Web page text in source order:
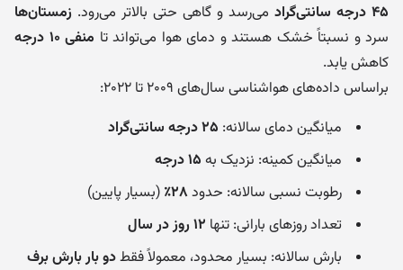
۴۵ درجه سانتی‌گراد
می‌رسد و گاهی حتی بالاتر می‌رود. زمستان‌ها
سرد و نسبتاً خشک هستند و دمای هوا می‌تواند تا منفی ۱۰ درجه
کاهش یابد.
براساس داده‌های هواشناسی سال‌های ۲۰۰۹ تا ۲۰۲۲:
میانگین دمای سالانه: ۲۵ درجه سانتی‌گراد
میانگین کمینه: نزدیک به ۱۵ درجه
رطوبت نسبی سالانه: حدود۲۸٪ (بسیار پایین)
تعداد روزهای بارانی: تنها ۱۲ روز در سال
بارش سالانه: بسیار محدود، معمولاً فقطدو بار بارش برف